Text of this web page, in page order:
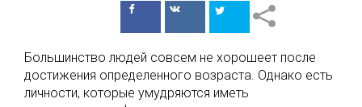
ПоделитьсяПоделиться
Большинство людей совсем не хорошеет после
достижения определенного возраста. Однако есть
личности, которые умудряются иметь